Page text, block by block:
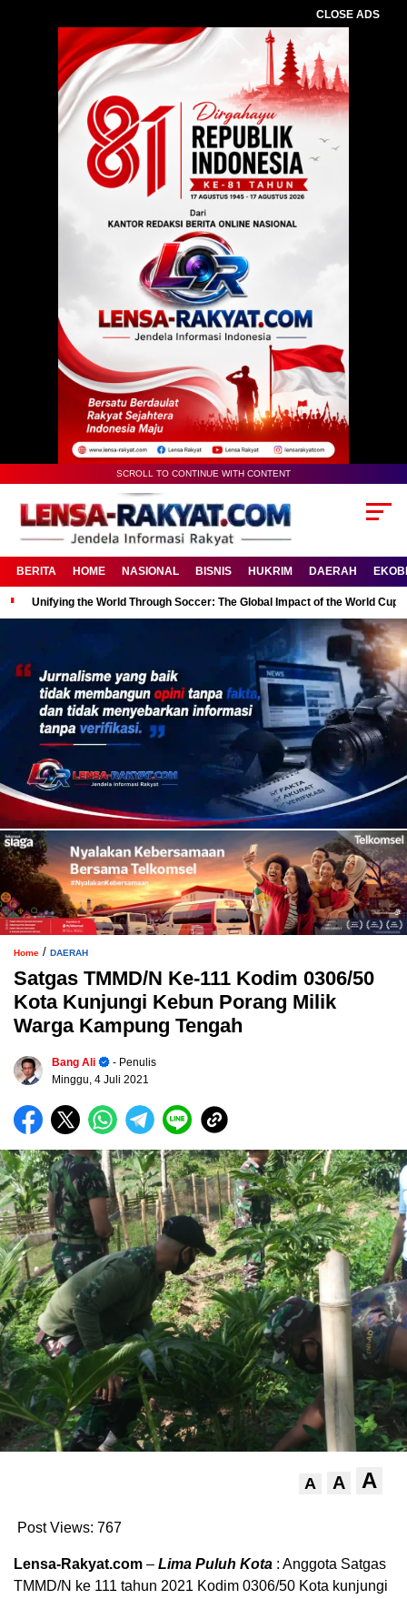
CLOSE ADS
SCROLL TO CONTINUE WITH CONTENT
BERITA HOME NASIONAL BISNIS HUKRIM DAERAH
Unifying the World Through Soccer: The Global Impact of the World Cup
Home / DAERAH
Satgas TMMD/N Ke-111 Kodim 0306/50
Kota Kunjungi Kebun Porang Milik
Warga Kampung Tengah
Bang Ali
- Penulis
Minggu, 4 Juli 2021
A A A
Post Views: 767
Lensa-Rakyat.com – Lima Puluh Kota : Anggota Satgas
TMMD/N ke 111 tahun 2021 Kodim 0306/50 Kota kunjungi